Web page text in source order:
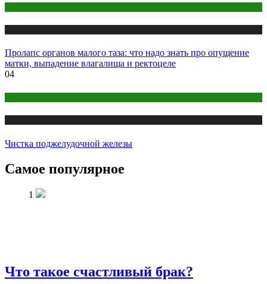
Пролапс органов малого таза: что надо знать про опущение
матки, выпадение влагалища и ректоцеле
04
Чистка поджелудочной железы
Самое популярное
1
Что такое счастливый брак?